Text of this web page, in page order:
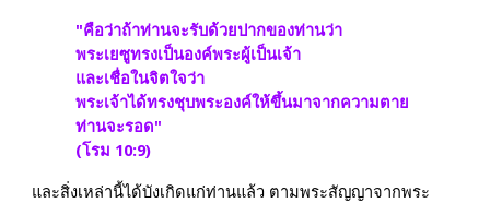
"คือว่าถ้าท่านจะรับด้วยปากของท่านว่า
พระเยซูทรงเป็นองค์พระผู้เป็นเจ้า
และเชื่อในจิตใจว่า
พระเจ้าได้ทรงชุบพระองค์ให้ขึ้นมาจากความตาย
ท่านจะรอด"
(โรม 10:9)
และสิ่งเหล่านี้ได้บังเกิดแก่ท่านแล้ว ตามพระสัญญาจากพระ